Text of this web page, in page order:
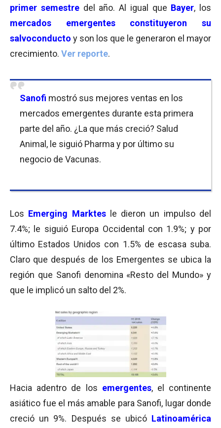
primer semestredel año. Al igual que Bayer, los
mercados emergentes constituyeron su
salvoconducto y son los que le generaron el mayor
crecimiento. Ver reporte.
Sanofi mostró sus mejores ventas en los
mercados emergentes durante esta primera
parte del año. ¿La que más creció? Salud
Animal, le siguió Pharma y por último su
negocio de Vacunas.
Los Emerging Marktes
le dieron un impulso del
7.4%; le siguió Europa Occidental con 1.9%; y por
último Estados Unidos con 1.5% de escasa suba.
Claro que después de los Emergentes se ubica la
región que Sanofi denomina «Resto del Mundo» y
que le implicó un salto del 2%.
Hacia adentro de los emergentes, el continente
asiático fue el más amable para Sanofi, lugar donde
creció un 9%. Después se ubicó Latinoamérica